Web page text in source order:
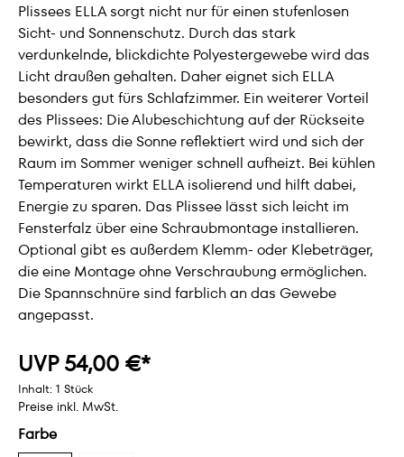
Plissees ELLA sorgt nicht nur für einen stufenlosen
Sicht- und Sonnenschutz. Durch das stark
verdunkelnde, blickdichte Polyestergewebe wird das
Licht draußen gehalten. Daher eignet sich ELLA
besonders gut fürs Schlafzimmer. Ein weiterer Vorteil
des Plissees: Die Alubeschichtung auf der Rückseite
bewirkt, dass die Sonne reflektiert wird und sich der
Raum im Sommer weniger schnell aufheizt. Bei kühlen
Temperaturen wirkt ELLA isolierend und hilft dabei,
Energie zu sparen. Das Plissee lässt sich leicht im
Fensterfalz über eine Schraubmontage installieren.
Optional gibt es außerdem Klemm- oder Klebeträger,
die eine Montage ohne Verschraubung ermöglichen.
Die Spannschnüre sind farblich an das Gewebe
angepasst.
UVP 54,00 €*
Inhalt: 1 Stück
Preise inkl. MwSt.
Farbe